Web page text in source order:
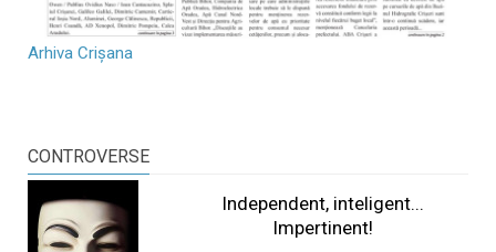
Arhiva Crișana
CONTROVERSE
Independent, inteligent...
Impertinent!